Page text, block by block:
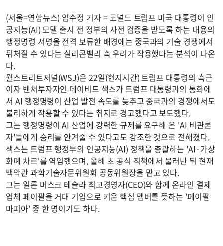
(서울=연합뉴스) 임수정 기자 = 도널드 트럼프 미국 대통령이 인
공지능(AI) 모델 출시 전 정부의 사전 검증을 받도록 하는 내용의
행정명령 서명을 전격 보류한 배경에는 중국과의 기술 경쟁에서
뒤처질 수 있다는 실리콘밸리 측 우려가 작용했다는 분석이 나온
다.
월스트리트저널(WSJ)은 22일(현지시간) 트럼프 대통령의 측근
이자 벤처투자자인 데이비드 색스가 트럼프 대통령과의 통화에
서 AI 행정명령이 산업 발전 속도를 늦추고 중국과의 경쟁에서도
불리하게 작용할 수 있다는 취지로 경고했다고 보도했다.
그는 행정명령이 AI 산업에 강력한 규제를 요구해 온 'AI 비관론
자'들에게 승리를 안겨줄 수 있다고도 강조한 것으로 전해졌다.
색스는 트럼프 행정부의 인공지능(AI) 정책을 총괄하는 'AI·가상
화폐 차르'를 역임했으며, 올해 초 공식 직책에서 물러난 뒤 현재
백악관 과학기술자문위원회 공동위원장을 맡고 있다.
그는 일론 머스크 테슬라 최고경영자(CEO)와 함께 온라인 결제
업체 페이팔을 거대 기업으로 키운 핵심 멤버를 뜻하는 '페이팔
마피아' 중 한 명이기도 하다.